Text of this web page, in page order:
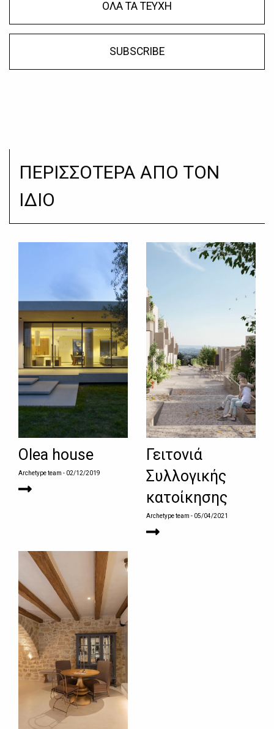
ΟΛΑ ΤΑ ΤΕΥΧΗ
SUBSCRIBE
ΠΕΡΙΣΣΟΤΕΡΑ ΑΠΟ ΤΟΝ
ΙΔΙΟ
Olea house
Archetype team - 02/12/2019
Γειτονιά
Συλλογικής
κατοίκησης
Archetype team - 05/04/2021